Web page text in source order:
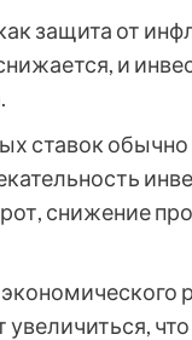
защита от
и
ставок обычно
снижение
что